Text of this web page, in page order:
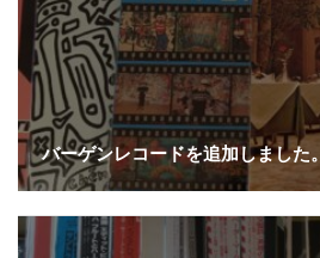
バーゲンレコードを追加しました。